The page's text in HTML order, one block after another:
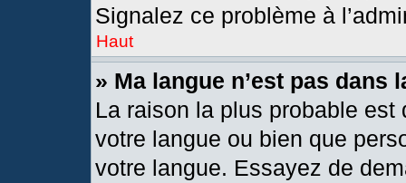
Signalez ce problème à
Haut
» Ma langue n’est pas dans
La raison la plus probable est
votre langue ou bien que
votre langue. Essayez de